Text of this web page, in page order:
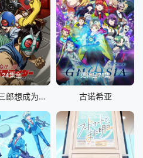
24集全
东岛丹三郎想成为假面骑士
更新至21集
古诺希亚